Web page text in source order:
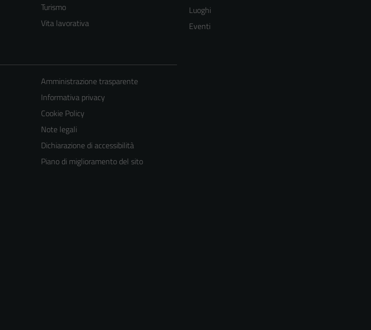
Turismo
Vita lavorativa
Luoghi
Eventi
Amministrazione trasparente
Informativa privacy
Cookie Policy
Note legali
Dichiarazione di accessibilità
Piano di miglioramento del sito